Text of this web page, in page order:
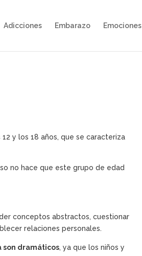
Adicciones Embarazo Emociones
12 y los 18 años, que se caracteriza
no hace que este grupo de edad
conceptos abstractos, cuestionar
relaciones personales.
son dramáticos, ya que los niños y